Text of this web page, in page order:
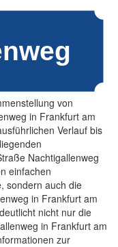
von
in Frankfurt am
Verlauf bis
Nachtigallenweg
einfachen
sondern auch die
in Frankfurt am
nicht nur die
in Frankfurt am
zur